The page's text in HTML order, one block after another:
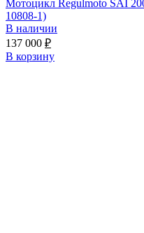
Мотоцикл Regulmoto SAI
10808-1)
В наличии
137 000 ₽
В корзину